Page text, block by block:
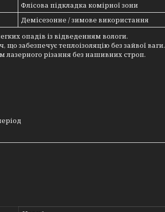
Флісова підкладка комірної зони
Демісезонне / зимове використання
опадів із відведенням вологи.
забезпечує теплоізоляцію без зайвої ваги.
різання без нашивних строп.